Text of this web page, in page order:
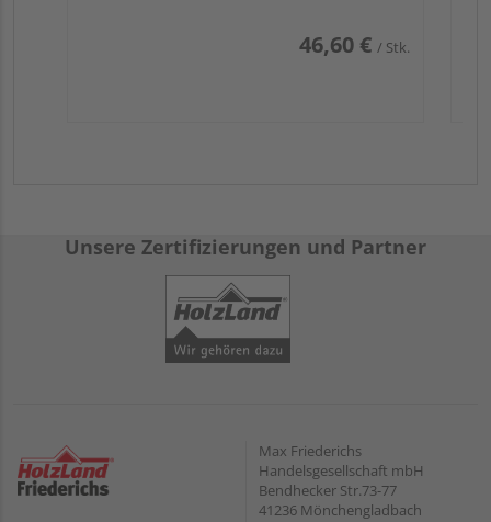
46,60 € / Stk.
Unsere Zertifizierungen und Partner
Max Friederichs
Handelsgesellschaft mbH
Bendhecker Str.73-77
41236 Mönchengladbach